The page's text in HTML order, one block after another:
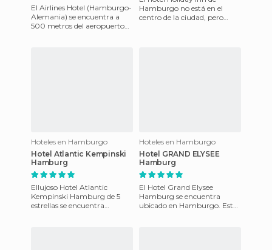
El Airlines Hotel (Hamburgo-
Alemania) se encuentra a
500 metros del aeropuerto
Hamburgo no está en el
centro de la ciudad, pero
Hoteles en Hamburgo
Hotel Atlantic Kempinski
Hamburg
Ellujoso Hotel Atlantic
Kempinski Hamburg de 5
estrellas se encuentra
Hoteles en Hamburgo
Hotel GRAND ELYSEE
Hamburg
El Hotel Grand Elysee
Hamburg se encuentra
ubicado en Hamburgo. Este